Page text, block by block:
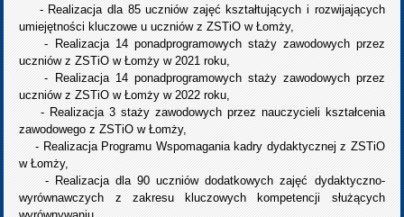
- Realizacja dla 85 uczniów zajęć kształtujących i rozwijających
umiejętności kluczowe u uczniów z ZSTiO w Łomży,
- Realizacja 14 ponadprogramowych staży zawodowych przez
uczniów z ZSTiO w Łomży w 2021 roku,
- Realizacja 14 ponadprogramowych staży zawodowych przez
uczniów z ZSTiO w Łomży w 2022 roku,
- Realizacja 3 staży zawodowych przez nauczycieli kształcenia
zawodowego z ZSTiO w Łomży,
- Realizacja Programu Wspomagania kadry dydaktycznej z ZSTiO
w Łomży,
- Realizacja dla 90 uczniów dodatkowych zajęć dydaktyczno-
wyrównawczych z zakresu kluczowych kompetencji służących